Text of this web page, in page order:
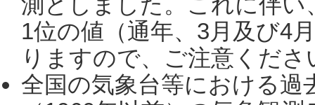
1位の値（通年、3月及び4
りますので、ご注意くだ
全国の気象台等における過